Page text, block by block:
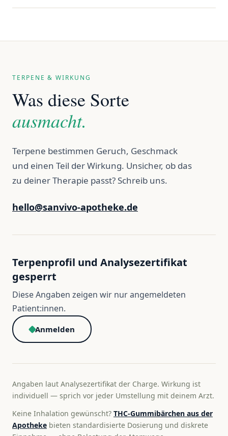
TERPENE & WIRKUNG
Was diese Sorte
ausmacht.
Terpene bestimmen Geruch, Geschmack
und einen Teil der Wirkung. Unsicher, ob das
zu deiner Therapie passt? Schreib uns.
hello@sanvivo-apotheke.de
Terpenprofil und Analysezertifikat
gesperrt
Diese Angaben zeigen wir nur angemeldeten
Patient:innen.
Anmelden
Angaben laut Analysezertifikat der Charge. Wirkung ist
individuell — sprich vor jeder Umstellung mit deinem Arzt.
Keine Inhalation gewünscht? THC-Gummibärchen aus der
Apotheke bieten standardisierte Dosierung und diskrete